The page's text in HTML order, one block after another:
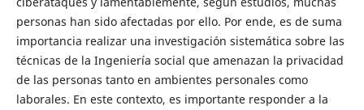
personas han sido afectadas por ello. Por ende, es de suma
importancia realizar una investigación sistemática sobre las
técnicas de la Ingeniería social que amenazan la privacidad
de las personas tanto en ambientes personales como
laborales. En este contexto, es importante responder a la